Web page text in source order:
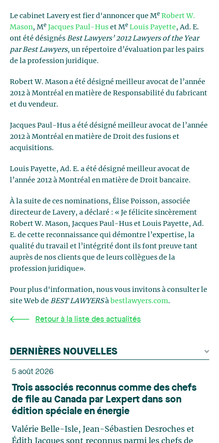
Le cabinet Lavery est fier d'annoncer que Me Robert W.
Mason, Me Jacques Paul-Hus et Me Louis Payette, Ad. E.
ont été désignés Best Lawyers’ 2012 Lawyers of the Year
par Best Lawyers, un répertoire d’évaluation par les pairs
de la profession juridique.
Robert W. Mason a été désigné meilleur avocat de l’année
2012 à Montréal en matière de Responsabilité du fabricant
et du vendeur.
Jacques Paul-Hus a été désigné meilleur avocat de l’année
2012 à Montréal en matière de Droit des fusions et
acquisitions.
Louis Payette, Ad. E. a été désigné meilleur avocat de
l’année 2012 à Montréal en matière de Droit bancaire.
À la suite de ces nominations, Élise Poisson, associée
directeur de Lavery, a déclaré : « Je félicite sincèrement
Robert W. Mason, Jacques Paul-Hus et Louis Payette, Ad.
E. de cette reconnaissance qui démontre l’expertise, la
qualité du travail et l’intégrité dont ils font preuve tant
auprès de nos clients que de leurs collègues de la
profession juridique».
Pour plus d'information, nous vous invitons à consulter le
site Web de BEST LAWYERSà bestlawyers.com.
Retour à la liste des actualités
DERNIÈRES NOUVELLES
5 août 2026
Trois associés reconnus comme des chefs
de file au Canada par Lexpert dans son
édition spéciale en énergie
Valérie Belle-Isle, Jean-Sébastien Desroches et
Édith Jacques sont reconnus parmi les chefs de